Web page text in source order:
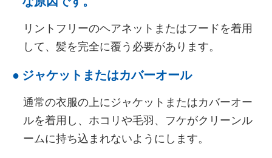
リントフリーのヘアネットまたはフードを着用
して、髪を完全に覆う必要があります。
● ジャケットまたはカバーオール
通常の衣服の上にジャケットまたはカバーオー
ルを着用し、ホコリや毛羽、フケがクリーンル
ームに持ち込まれないようにします。